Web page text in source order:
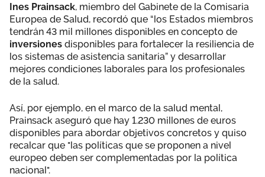
Ines Prainsack, miembro del Gabinete de la Comisaria
Europea de Salud, recordó que “los Estados miembros
tendrán 43 mil millones disponibles en concepto de
inversiones disponibles para fortalecer la resiliencia de
los sistemas de asistencia sanitaria” y desarrollar
mejores condiciones laborales para los profesionales
de la salud.
Así, por ejemplo, en el marco de la salud mental,
Prainsack aseguró que hay 1.230 millones de euros
disponibles para abordar objetivos concretos y quiso
recalcar que "las políticas que se proponen a nivel
europeo deben ser complementadas por la política
nacional".